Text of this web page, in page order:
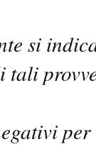
si
tali